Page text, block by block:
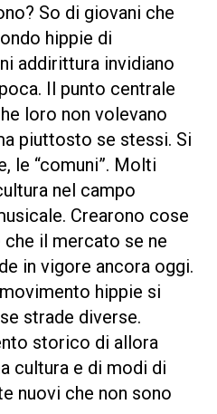
So di giovani che
hippie di
addirittura invidiano
Il punto centrale
loro non volevano
piuttosto se stessi. Si
le “comuni”. Molti
nel campo
Crearono cose
il mercato se ne
in vigore ancora oggi.
hippie si
strade diverse.
storico di allora
cultura e di modi di
nuovi che non sono